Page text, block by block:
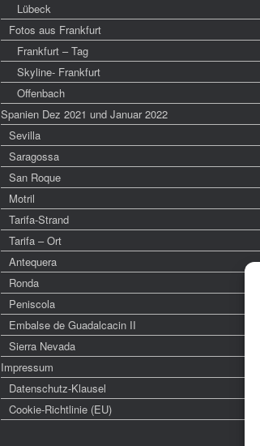
Lübeck
Fotos aus Frankfurt
Frankfurt – Tag
Skyline- Frankfurt
Offenbach
Spanien Dez 2021 und Januar 2022
Sevilla
Saragossa
San Roque
Motril
Tarifa-Strand
Tarifa – Ort
Antequera
Ronda
Peniscola
Embalse de Guadalcacin II
Sierra Nevada
Impressum
Datenschutz-Klausel
Cookie-Richtlinie (EU)